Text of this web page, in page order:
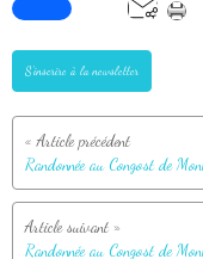
S'inscrire à la newsletter